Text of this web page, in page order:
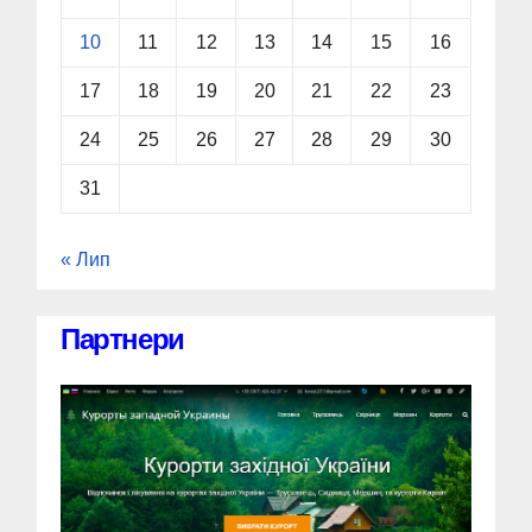
10 11 12 13 14 15 16
17 18 19 20 21 22 23
24 25 26 27 28 29 30
31
« Лип
Партнери